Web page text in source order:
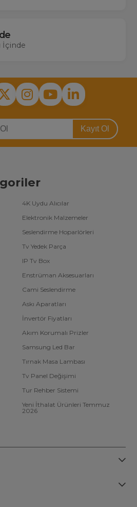
İçinde
Kayıt Ol
4K Uydu Alıcılar
Elektronik Malzemeler
Seslendirme Hoparlörleri
Tv Yedek Parça
IP Tv Box
Enstrüman Aksesuarları
Cami Seslendirme
Askı Aparatları
İnvertör Fiyatları
Akım Korumalı Prizler
Samsung Led Bar
Tırnak Masa Lambası
Tv Panel Değişimi
Tur Rehber Sistemi
Yeni İthalat Ürünleri Temmuz
2026